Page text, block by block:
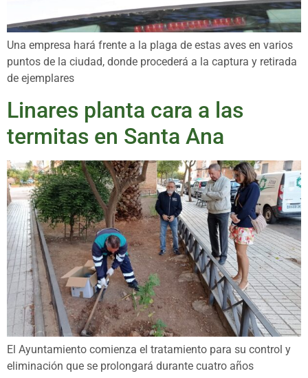
Una empresa hará frente a la plaga de estas aves en varios
puntos de la ciudad, donde procederá a la captura y retirada
de ejemplares
Linares planta cara a las
termitas en Santa Ana
El Ayuntamiento comienza el tratamiento para su control y
eliminación que se prolongará durante cuatro años